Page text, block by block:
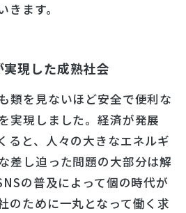
ます。
現した成熟社会
類を見ないほど安全で便利な
実現しました。経済が発展
ると、人々の大きなエネルギ
差し迫った問題の大部分は解
の普及によって個の時代が
のために一丸となって働く求